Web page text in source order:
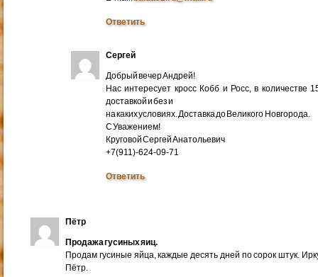
Ответить
Сергей
Добрый вечер Андрей!
Нас интересует кросс Кобб и Росс, в количестве
доставкой и без и
на каких условиях. Доставка до Великого Новгорода.
С Уважением!
Круговой Сергей Анатольевич
+7(911)-624-09-71
Ответить
Пётр
Продажа гусиных яиц.
Продам гусиные яйца, каждые десять дней по сорок штук.
Пётр.